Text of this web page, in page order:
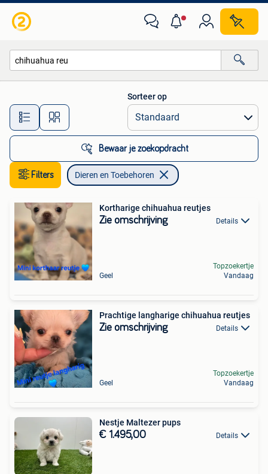
Alle afstanden…
Sorteer op
Bewaar je zoekopdracht
Filters Dieren en Toebehoren
Kortharige chihuahua reutjes
Zie omschrijving Details
Geel
Topzoekertje
Vandaag
Prachtige langharige chihuahua reutjes
Zie omschrijving Details
Geel
Topzoekertje
Vandaag
Nestje Maltezer pups
€ 1.495,00 Details